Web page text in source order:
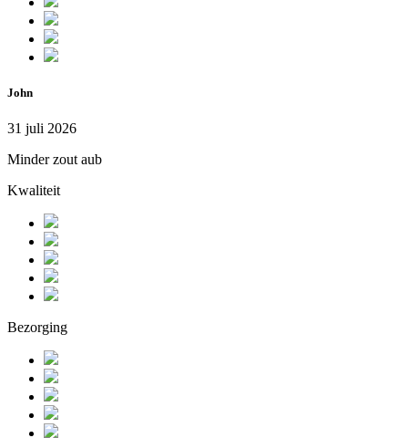
John
31 juli 2026
Minder zout aub
Kwaliteit
Bezorging